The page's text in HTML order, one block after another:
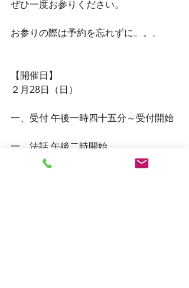
ぜひ一度お参りください。
お参りの際は予約を忘れずに。。。
【開催日】
２月28日（日）
一、受付 午後一時四十五分～受付開始
一、法話 午後二時開始